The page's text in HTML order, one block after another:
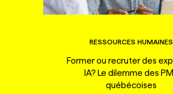
RESSOURCES HUMAINES
Former ou recruter des
IA? Le dilemme des
québécoises